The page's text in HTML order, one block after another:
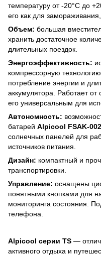
температуру от -20°C до
его как для
Объем: большая
хранить достаточное
длительных поездок.
Энергоэффективность:
компрессорную
потребление энергии и
аккумулятора. Работает
его универсальным для
Автономность:
батарей Alpicool FSAK-002
солнечных панелей для
источников питания.
Дизайн: компактный и
транспортировки.
Управление: оснащены
понятными кнопками для
мониторинга состояния.
телефона.
Alpicool серии TS —
активного отдыха и